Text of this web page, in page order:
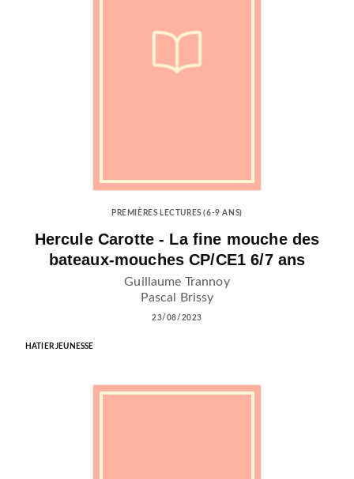
PREMIÈRES LECTURES (6-9 ANS)
Hercule Carotte - La fine mouche des
bateaux-mouches CP/CE1 6/7 ans
Guillaume Trannoy
Pascal Brissy
23/08/2023
HATIER JEUNESSE